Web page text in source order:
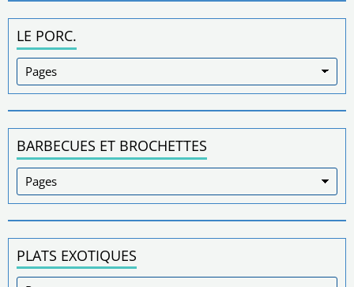
LE PORC.
BARBECUES ET BROCHETTES
PLATS EXOTIQUES